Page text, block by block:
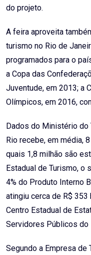
do projeto.
A feira aproveita
turismo no Rio de
programados para o
a Copa das
Juventude, em 2013; a
Olímpicos, em 2016,
Dados do Ministério
Rio recebe, em média,
quais 1,8 milhão são
Estadual de Turismo,
4% do Produto Interno
atingiu cerca de R$
Centro Estadual de
Servidores Públicos do
Segundo a Empresa